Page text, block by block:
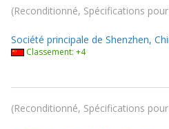
Reconditionné, Spécifications
Société principale de Shenzhen,
Classement: +4
Reconditionné, Spécifications